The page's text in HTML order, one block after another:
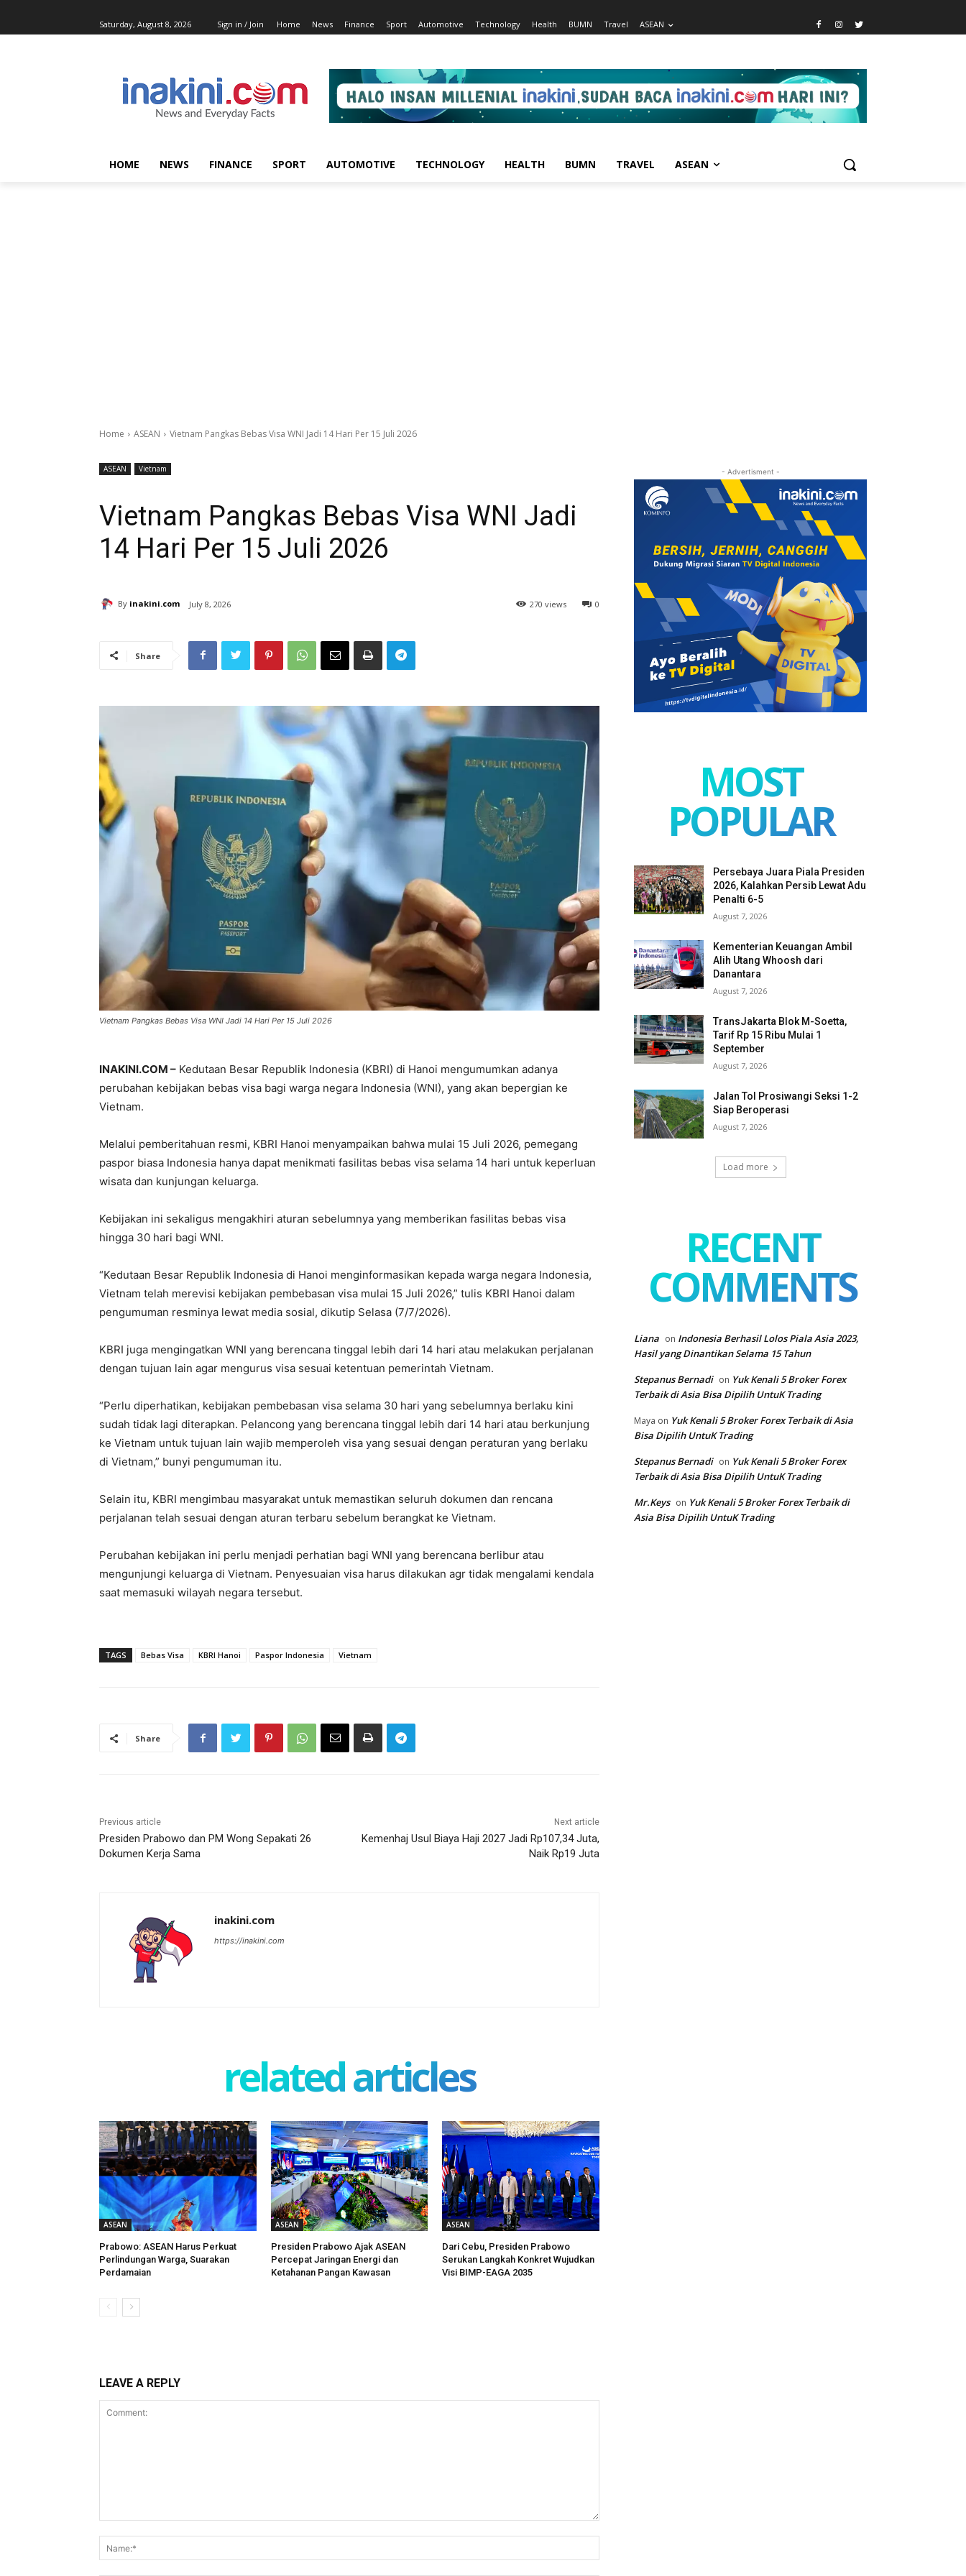
Saturday, August 8, 2026 Sign in / Join Home News Finance Sport Automotive Technology Health BUMN Travel ASEAN
HOME NEWS FINANCE SPORT AUTOMOTIVE TECHNOLOGY HEALTH BUMN TRAVEL ASEAN
Home ASEAN Vietnam Pangkas Bebas Visa WNI Jadi 14 Hari Per 15 Juli 2026
ASEAN Vietnam
Vietnam Pangkas Bebas Visa WNI Jadi
14 Hari Per 15 Juli 2026
By inakini.com July 8, 2026 0
270 views
Share
Vietnam Pangkas Bebas Visa WNI Jadi 14 Hari Per 15 Juli 2026
INAKINI.COM – Kedutaan Besar Republik Indonesia (KBRI) di Hanoi mengumumkan adanya
perubahan kebijakan bebas visa bagi warga negara Indonesia (WNI), yang akan bepergian ke
Vietnam.
Melalui pemberitahuan resmi, KBRI Hanoi menyampaikan bahwa mulai 15 Juli 2026, pemegang
paspor biasa Indonesia hanya dapat menikmati fasilitas bebas visa selama 14 hari untuk keperluan
wisata dan kunjungan keluarga.
Kebijakan ini sekaligus mengakhiri aturan sebelumnya yang memberikan fasilitas bebas visa
hingga 30 hari bagi WNI.
“Kedutaan Besar Republik Indonesia di Hanoi menginformasikan kepada warga negara Indonesia,
Vietnam telah merevisi kebijakan pembebasan visa mulai 15 Juli 2026,” tulis KBRI Hanoi dalam
pengumuman resminya lewat media sosial, dikutip Selasa (7/7/2026).
KBRI juga mengingatkan WNI yang berencana tinggal lebih dari 14 hari atau melakukan perjalanan
dengan tujuan lain agar mengurus visa sesuai ketentuan pemerintah Vietnam.
“Perlu diperhatikan, kebijakan pembebasan visa selama 30 hari yang sebelumnya berlaku kini
sudah tidak lagi diterapkan. Pelancong yang berencana tinggal lebih dari 14 hari atau berkunjung
ke Vietnam untuk tujuan lain wajib memperoleh visa yang sesuai dengan peraturan yang berlaku
di Vietnam,” bunyi pengumuman itu.
Selain itu, KBRI mengimbau masyarakat untuk memastikan seluruh dokumen dan rencana
perjalanan telah sesuai dengan aturan terbaru sebelum berangkat ke Vietnam.
Perubahan kebijakan ini perlu menjadi perhatian bagi WNI yang berencana berlibur atau
mengunjungi keluarga di Vietnam. Penyesuaian visa harus dilakukan agr tidak mengalami kendala
saat memasuki wilayah negara tersebut.
TAGS Bebas Visa KBRI Hanoi Paspor Indonesia Vietnam
Share
Previous article
Presiden Prabowo dan PM Wong Sepakati 26
Dokumen Kerja Sama
Next article
Kemenhaj Usul Biaya Haji 2027 Jadi Rp107,34 Juta,
Naik Rp19 Juta
inakini.com
https://inakini.com
related articles
ASEAN
Prabowo: ASEAN Harus Perkuat
Perlindungan Warga, Suarakan
Perdamaian
ASEAN
Presiden Prabowo Ajak ASEAN
Percepat Jaringan Energi dan
Ketahanan Pangan Kawasan
ASEAN
Dari Cebu, Presiden Prabowo
Serukan Langkah Konkret Wujudkan
Visi BIMP-EAGA 2035
LEAVE A REPLY
- Advertisment -
MOST
POPULAR
Persebaya Juara Piala Presiden
2026, Kalahkan Persib Lewat Adu
Penalti 6-5
August 7, 2026
Kementerian Keuangan Ambil
Alih Utang Whoosh dari
Danantara
August 7, 2026
TransJakarta Blok M-Soetta,
Tarif Rp 15 Ribu Mulai 1
September
August 7, 2026
Jalan Tol Prosiwangi Seksi 1-2
Siap Beroperasi
August 7, 2026
Load more
RECENT
COMMENTS
Liana on Indonesia Berhasil Lolos Piala Asia 2023,
Hasil yang Dinantikan Selama 15 Tahun
Stepanus Bernadi on Yuk Kenali 5 Broker Forex
Terbaik di Asia Bisa Dipilih UntuK Trading
Maya on Yuk Kenali 5 Broker Forex Terbaik di Asia
Bisa Dipilih UntuK Trading
Stepanus Bernadi on Yuk Kenali 5 Broker Forex
Terbaik di Asia Bisa Dipilih UntuK Trading
Mr.Keys on Yuk Kenali 5 Broker Forex Terbaik di
Asia Bisa Dipilih UntuK Trading